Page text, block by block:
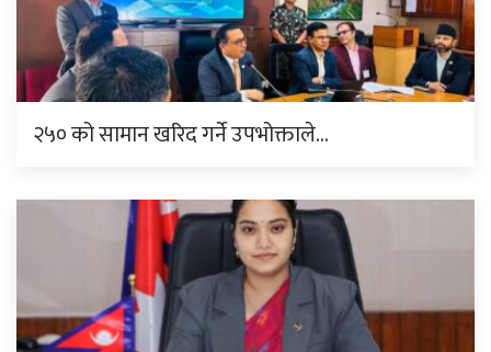
२५० को सामान खरिद गर्ने उपभोक्ताले…